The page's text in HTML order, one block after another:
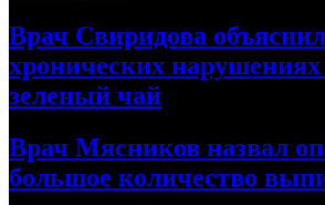
Врач Свиридова
хронических нарушениях
зеленый чай
Врач Мясников назвал
большое количество